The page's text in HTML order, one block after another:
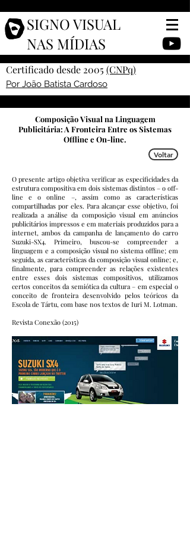
SIGNO VISUAL
NAS MÍDIAS
Certificado desde 2005 (CNPq)
Por João Batista Cardoso
Composição Visual na Linguagem
Publicitária: A Fronteira Entre os Sistemas
Offline e On-line.
Voltar
O presente artigo objetiva verificar as especificidades da
estrutura compositiva em dois sistemas distintos – o off-
line e o online –, assim como as características
compartilhadas por eles. Para alcançar esse objetivo, foi
realizada a análise da composição visual em anúncios
publicitários impressos e em materiais produzidos para a
internet, ambos da campanha de lançamento do carro
Suzuki-SX4. Primeiro, buscou-se compreender a
linguagem e a composição visual no sistema offline; em
seguida, as características da composição visual online; e,
finalmente, para compreender as relações existentes
entre esses dois sistemas compositivos, utilizamos
certos conceitos da semiótica da cultura – em especial o
conceito de fronteira desenvolvido pelos teóricos da
Escola de Tártu, com base nos textos de Iuri M. Lotman.
Revista Conexão (2015)